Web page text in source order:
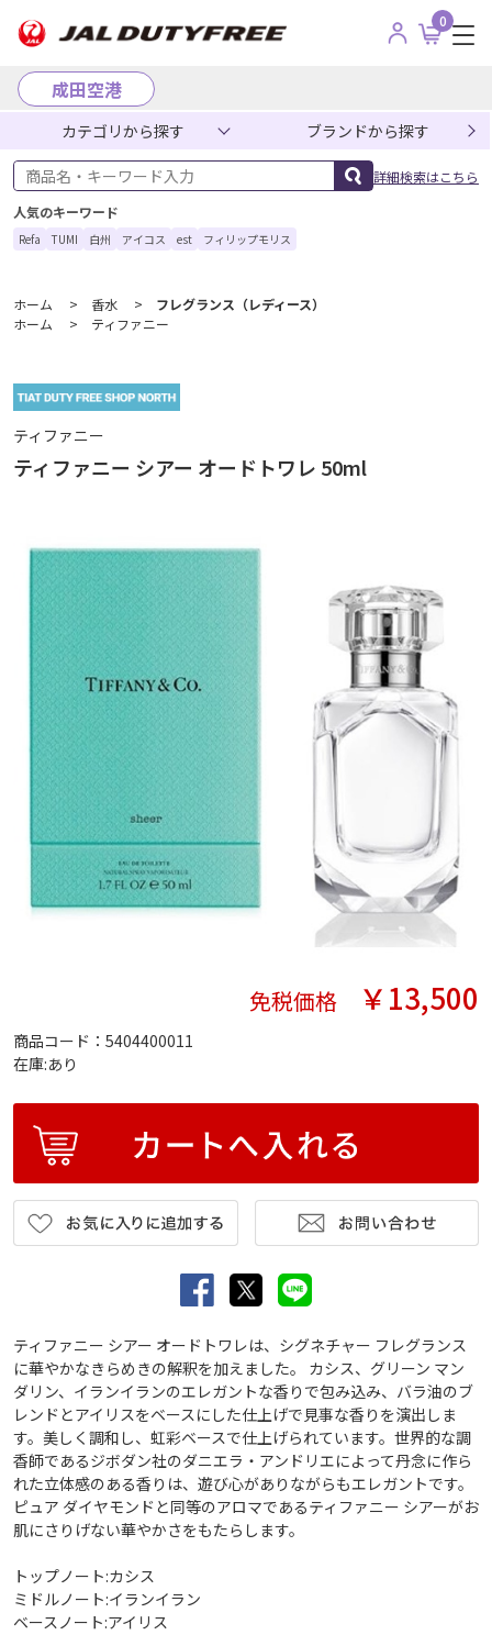
0
成田空港
カテゴリから探す ブランドから探す
商品名・キーワード入力
詳細検索はこちら
人気のキーワード
Refa TUMI 白州 アイコス est フィリップモリス
ホーム > 香水 >
フレグランス（レディース）
ホーム
> ティファニー
ティファニー
ティファニー シアー オードトワレ 50ml
免税価格 ￥13,500
商品コード：5404400011
在庫:あり
ティファニー シアー オードトワレは、シグネチャー フレグランス
に華やかなきらめきの解釈を加えました。 カシス、グリーン マン
ダリン、イランイランのエレガントな香りで包み込み、バラ油のブ
レンドとアイリスをベースにした仕上げで見事な香りを演出しま
す。美しく調和し、虹彩ベースで仕上げられています。世界的な調
香師であるジボダン社のダニエラ・アンドリエによって丹念に作ら
れた立体感のある香りは、遊び心がありながらもエレガントです。
ピュア ダイヤモンドと同等のアロマであるティファニー シアーがお
肌にさりげない華やかさをもたらします。
トップノート:カシス
ミドルノート:イランイラン
ベースノート:アイリス